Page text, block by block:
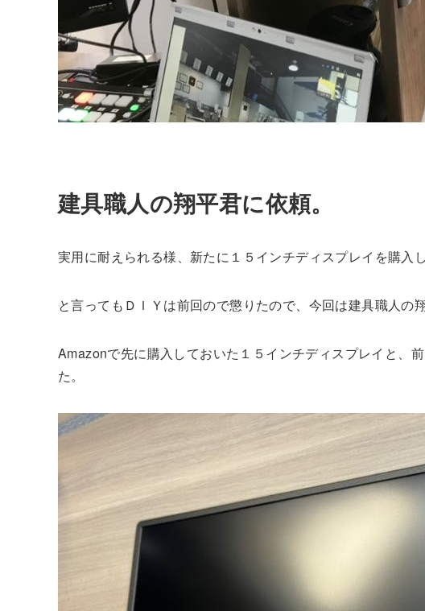
建具職人の翔平君に依頼。
実用に耐えられる様、新たに１５インチディスプレイを購入
と言ってもＤＩＹは前回ので懲りたので、今回は建具職人の
Amazonで先に購入しておいた１５インチディスプレイと、
た。